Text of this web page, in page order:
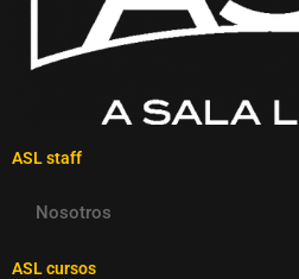
ASL staff
Nosotros
ASL cursos